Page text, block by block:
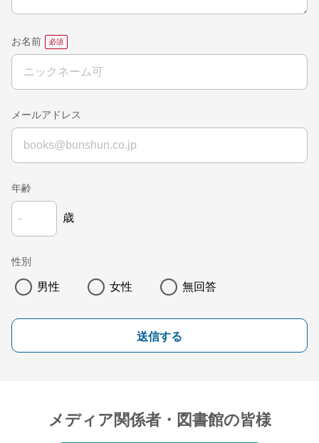
お名前
メールアドレス
年齢
歳
性別
男性 女性 無回答
送信する
メディア関係者・図書館の皆様